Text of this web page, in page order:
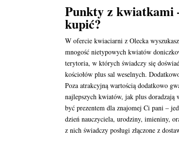
Punkty z kwiatkami
kupić?
W ofercie kwiaciarni z Olecka
mnogość nietypowych kwiatów
terytoria, w których świadczy się
kościołów plus sal weselnych.
Poza atrakcyjną wartością dodatkowo
najlepszych kwiatów, jak plus doradzają
być prezentem dla znajomej Ci pani –
dzień nauczyciela, urodziny, imieniny,
z nich świadczy posługi złączone z